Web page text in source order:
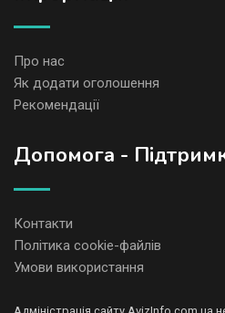
Про нас
Як додати оголошення
Рекомендації
Допомога -
Контакти
Політика cookie-файлів
Умови використання